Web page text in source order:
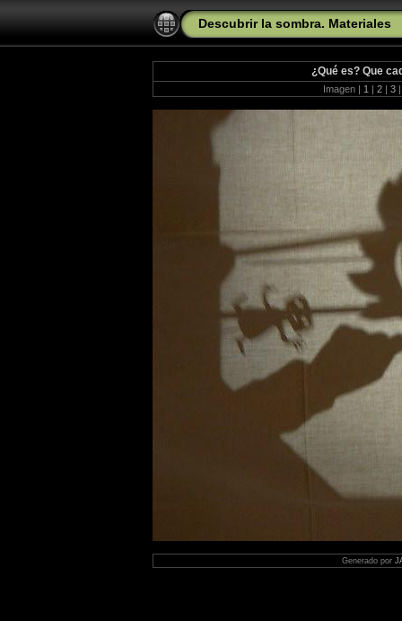
Descubrir la sombra. Materiales
¿Qué es? Que
Imagen | 1 | 2 | 3 |
Generado por